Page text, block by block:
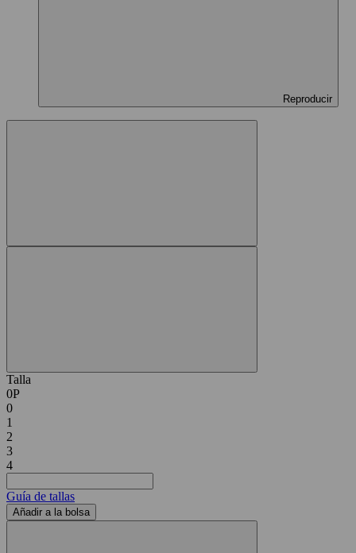
Reproducir
Talla
0P
0
1
2
3
4
Guía de tallas
Añadir a la bolsa